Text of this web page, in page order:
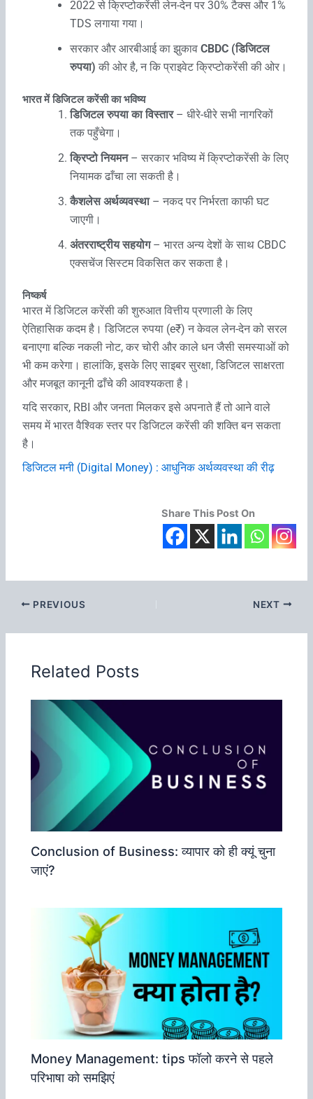
2022 से क्रिप्टोकरेंसी लेन-देन पर 30% टैक्स और 1%
TDS लगाया गया।
सरकार और आरबीआई का झुकावCBDC (डिजिटल
रुपया) की ओर है, न कि प्राइवेट क्रिप्टोकरेंसी की ओर।
भारत में डिजिटल करेंसी का भविष्य
डिजिटल रुपया का विस्तार– धीरे-धीरे सभी नागरिकों
तक पहुँचेगा।
क्रिप्टो नियमन– सरकार भविष्य में क्रिप्टोकरेंसी के लिए
नियामक ढाँचा ला सकती है।
कैशलेस अर्थव्यवस्था– नकद पर निर्भरता काफी घट
जाएगी।
अंतरराष्ट्रीय सहयोग– भारत अन्य देशों के साथ CBDC
एक्सचेंज सिस्टम विकसित कर सकता है।
निष्कर्ष
भारत में डिजिटल करेंसी की शुरुआत वित्तीय प्रणाली के लिए
ऐतिहासिक कदम है। डिजिटल रुपया (e₹) न केवल लेन-देन को सरल
बनाएगा बल्कि नकली नोट, कर चोरी और काले धन जैसी समस्याओं को
भी कम करेगा। हालांकि, इसके लिए साइबर सुरक्षा, डिजिटल साक्षरता
और मजबूत कानूनी ढाँचे की आवश्यकता है।
यदि सरकार, RBI और जनता मिलकर इसे अपनाते हैं तो आने वाले
समय में भारत वैश्विक स्तर पर डिजिटल करेंसी की शक्ति बन सकता
है।
डिजिटल मनी (Digital Money) : आधुनिक अर्थव्यवस्था की रीढ़
Share This Post On
PREVIOUS NEXT
Related Posts
Conclusion of Business: व्‍यापार को ही क्‍यूं चुना
जाएं?
Money Management: tips फॉलो करने से पहले
परिभाषा को समझिएं